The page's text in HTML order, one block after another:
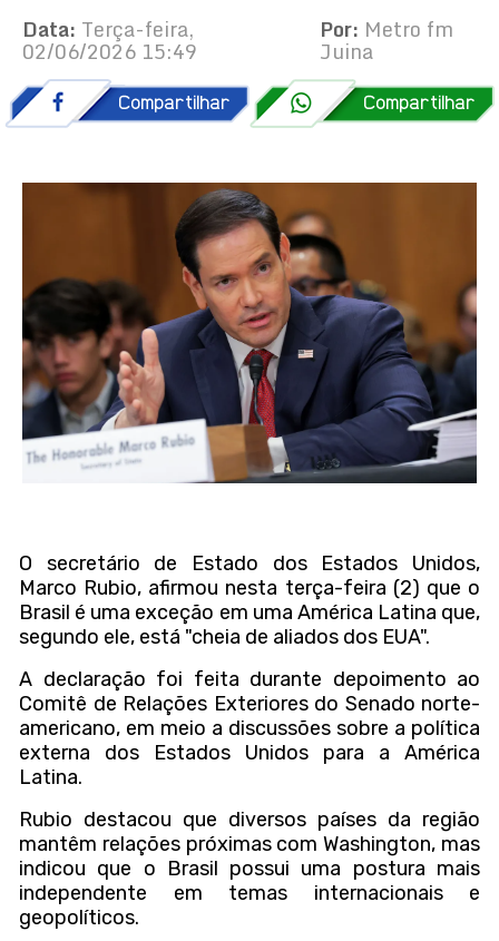
Data: Terça-feira,
02/06/2026 15:49
Por: Metro fm
Juina
O secretário de Estado dos Estados Unidos,
Marco Rubio, afirmou nesta terça-feira (2) que o
Brasil é uma exceção em uma América Latina que,
segundo ele, está "cheia de aliados dos EUA".
A declaração foi feita durante depoimento ao
Comitê de Relações Exteriores do Senado norte-
americano, em meio a discussões sobre a política
externa dos Estados Unidos para a América
Latina.
Rubio destacou que diversos países da região
mantêm relações próximas com Washington, mas
indicou que o Brasil possui uma postura mais
independente em temas internacionais e
geopolíticos.